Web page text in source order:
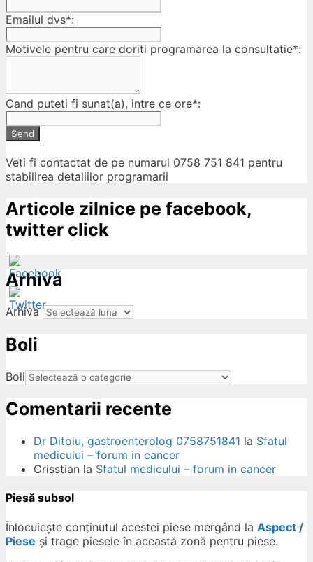
Emailul dvs*:
Motivele pentru care doriti programarea la consultatie*:
Cand puteti fi sunat(a), intre ce ore*:
Send
Veti fi contactat de pe numarul 0758 751 841 pentru
stabilirea detaliilor programarii
Articole zilnice pe facebook,
twitter click
Arhiva
Arhiva
Boli
Boli
Comentarii recente
Dr Ditoiu, gastroenterolog 0758751841 la Sfatul
medicului – forum in cancer
Crisstian la Sfatul medicului – forum in cancer
Piesă subsol
Înlocuiește conținutul acestei piese mergând la Aspect /
Piese și trage piesele în această zonă pentru piese.